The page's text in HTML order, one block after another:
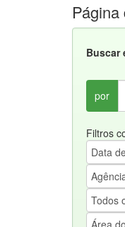
Buscar
por
Filtros